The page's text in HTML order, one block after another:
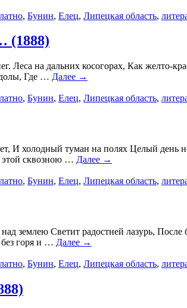
, Бунин, Елец, Липецкая область,
(1888)
Леса на дальних косогорах, Как
Где … Далее →
, Бунин, Елец, Липецкая область,
И холодный туман на полях Целый день
этой сквозною … Далее →
, Бунин, Елец, Липецкая область,
землею Светит радостней лазурь,
горя и … Далее →
, Бунин, Елец, Липецкая область,